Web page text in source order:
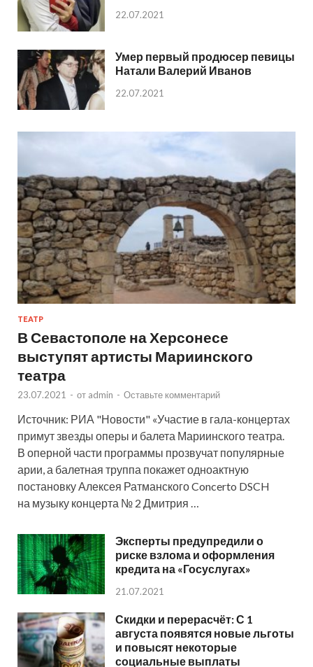
22.07.2021
Умер первый продюсер певицы
Натали Валерий Иванов
22.07.2021
ТЕАТР
В Севастополе на Херсонесе
выступят артисты Мариинского
театра
23.07.2021 - от admin - Оставьте комментарий
Источник: РИА "Новости" «Участие в гала-концертах
примут звезды оперы и балета Мариинского театра.
В оперной части программы прозвучат популярные
арии, а балетная труппа покажет одноактную
постановку Алексея Ратманского Concerto DSCH
на музыку концерта № 2 Дмитрия …
Эксперты предупредили о
риске взлома и оформления
кредита на «Госуслугах»
21.07.2021
Скидки и перерасчёт: С 1
августа появятся новые льготы
и повысят некоторые
социальные выплаты